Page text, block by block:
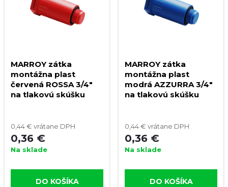
MARROY zátka
montážna plast
červená ROSSA 3/4"
na tlakovú skúšku
0,44 € vrátane DPH
0,36 €
Na sklade
DO KOŠÍKA
MARROY zátka
montážna plast
modrá AZZURRA 3/4"
na tlakovú skúšku
0,44 € vrátane DPH
0,36 €
Na sklade
DO KOŠÍKA